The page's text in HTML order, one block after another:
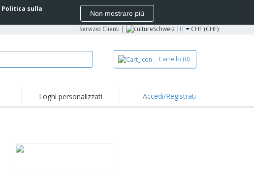
Politica sulla
Non mostrare più
Servizio Clienti | Schweiz | IT CHF (CHF)
Carrello (0)
Loghi personalizzati Accedi/Registrati